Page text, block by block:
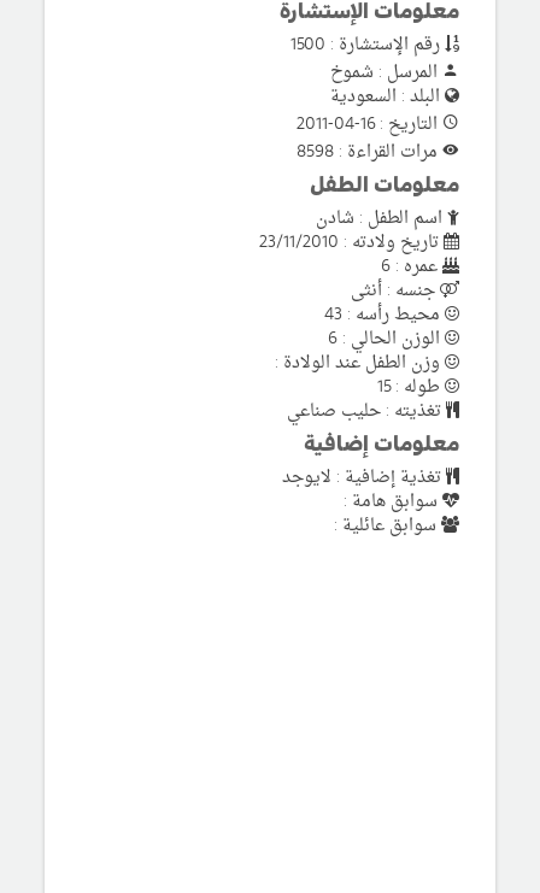
معلومات الإستشارة
رقم الإستشارة : 1500
المرسل : شموخ
البلد : السعودية
التاريخ : 16-04-2011
مرات القراءة : 8598
معلومات الطفل
اسم الطفل : شادن
تاريخ ولادته : 23/11/2010
عمره : 6
جنسه : أنثى
محيط رأسه : 43
الوزن الحالي : 6
وزن الطفل عند الولادة :
طوله : 15
تغذيته : حليب صناعي
معلومات إضافية
تغذية إضافية : لايوجد
سوابق هامة :
سوابق عائلية :